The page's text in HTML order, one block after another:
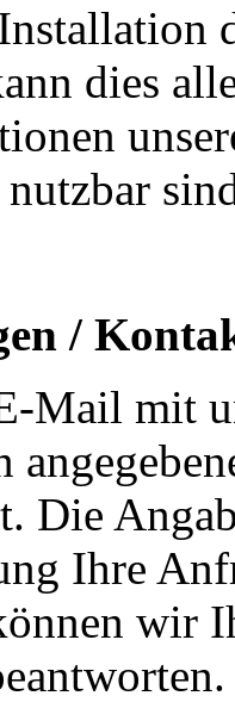
dies
/
Mail mit
Die
Ihre
wir